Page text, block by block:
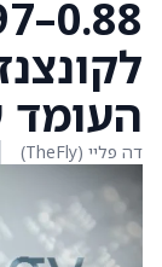
העומד על
דה פליי (TheFly)